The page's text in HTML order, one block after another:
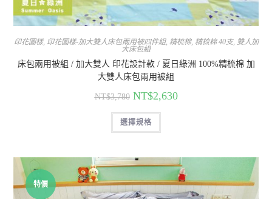
印花圖樣, 印花圖樣-加大雙人床包兩用被四件組, 精梳棉, 精梳棉 40支, 雙人加
大床包組
床包兩用被組 / 加大雙人 印花設計款 / 夏日綠洲 100%精梳棉 加
大雙人床包兩用被組
NT$3,780 NT$2,630
選擇規格
特價